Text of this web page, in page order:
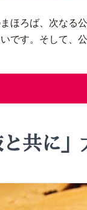
ほろば、次なる
です。そして、
と共に